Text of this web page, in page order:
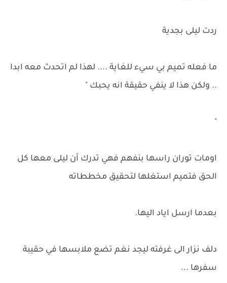
ردت ليلى بجدية
ما فعله تميم بي سيء للغاية .... لهذا لم اتحدث معه ابدا
.. ولكن هذا لا ينفي حقيقة انه يحبك "
"
اومات توران راسها بنفهم فهي تدرك أن ليلى معها كل
الحق فتميم استغلها لتحقيق مخططاته
بعدما ارسل اياد اليها.
دلف نزار الى غرفته ليجد نغم تضع ملابسها في حقيبة
سفرها ...